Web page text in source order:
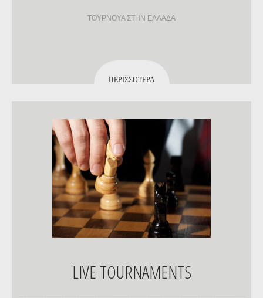
ΤΟΥΡΝΟΥΑ ΣΤΗΝ ΕΛΛΑΔΑ
ΠΕΡΙΣΣΌΤΕΡΑ
LIVE TOURNAMENTS